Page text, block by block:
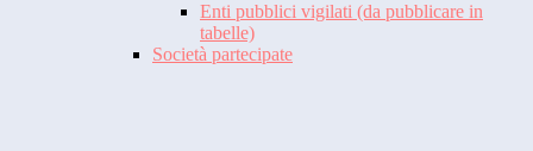
Enti pubblici vigilati (da pubblicare in
tabelle)
Società partecipate